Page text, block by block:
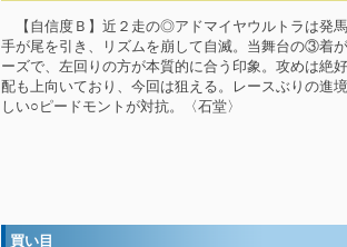
【自信度Ｂ】近２走の◎アドマイヤウルトラは発
手が尾を引き、リズムを崩して自滅。当舞台の③着
ーズで、左回りの方が本質的に合う印象。攻めは絶
配も上向いており、今回は狙える。レースぶりの進
しい○ピードモントが対抗。〈石堂〉
買い目